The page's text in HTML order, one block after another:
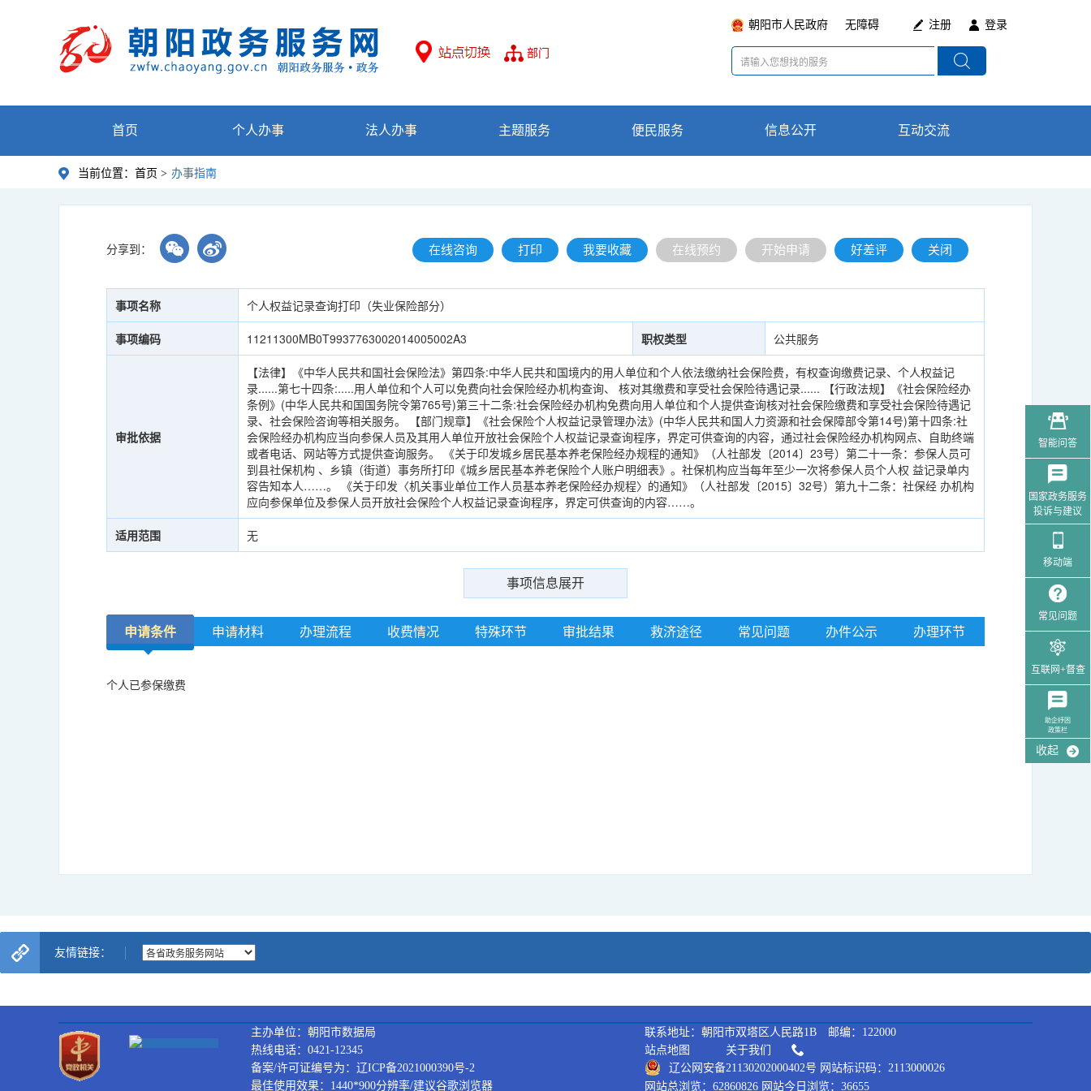
部门
朝阳市人民政府 无障碍 注册 登录
首页 个人办事 法人办事 主题服务 便民服务 通知公告
征集
最新动态
信息公开 互动交流
当前位置： 首页 > 办事指南
在线咨询 打印 我要收藏 在线预约 开始申请 好差评 关闭
分享到：
事项名称 个人权益记录查询打印（失业保险部分）
事项编码 11211300MB0T9937763002014005002A3 职权类型 公共服务
审批依据
【法律】《中华人民共和国社会保险法》第四条:中华人民共和国境内的用人单位和个人依法缴纳社会保险费，有权查询缴费记录、个人权益记
录......第七十四条:.....用人单位和个人可以免费向社会保险经办机构查询、 核对其缴费和享受社会保险待遇记录...... 【行政法规】《社会保险经办
条例》(中华人民共和国国务院令第765号)第三十二条:社会保险经办机构免费向用人单位和个人提供查询核对社会保险缴费和享受社会保险待遇记
录、社会保险咨询等相关服务。 【部门规章】《社会保险个人权益记录管理办法》(中华人民共和国人力资源和社会保障部令第14号)第十四条:社
会保险经办机构应当向参保人员及其用人单位开放社会保险个人权益记录查询程序，界定可供查询的内容，通过社会保险经办机构网点、自助终端
或者电话、网站等方式提供查询服务。 《关于印发城乡居民基本养老保险经办规程的通知》（人社部发〔2014〕23号）第二十一条：参保人员可
到县社保机构 、乡镇（街道）事务所打印《城乡居民基本养老保险个人账户明细表》。社保机构应当每年至少一次将参保人员个人权 益记录单内
容告知本人……。 《关于印发〈机关事业单位工作人员基本养老保险经办规程〉的通知》（人社部发〔2015〕32号）第九十二条：社保经 办机构
应向参保单位及参保人员开放社会保险个人权益记录查询程序，界定可供查询的内容……。
适用范围 无
事项信息展开
申请条件 申请材料 办理流程 收费情况 特殊环节 审批结果 救济途径 常见问题 办件公示 办理环节
个人已参保缴费
智能问答
国家政务服务
投诉与建议
移动端
常见问题
互联网+督查
助企纾困
政策栏
收起
友情链接：
主办单位：朝阳市数据局
热线电话：0421-12345
备案/许可证编号为：辽ICP备2021000390号-2
最佳使用效果：1440*900分辨率/建议谷歌浏览器
联系地址：朝阳市双塔区人民路1B 邮编：122000
站点地图
关于我们
辽公网安备21130202000402号 网站标识码：2113000026
网站总浏览：62860826 网站今日浏览：36655